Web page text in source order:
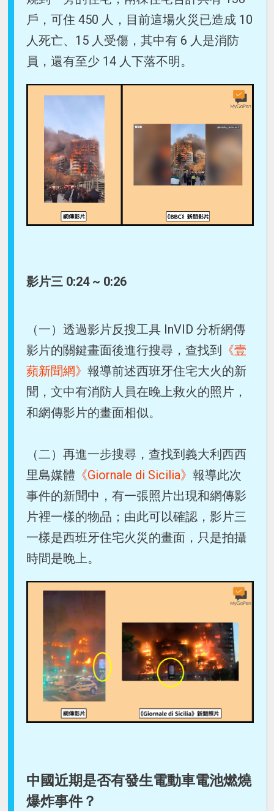
戶，可住 450 人，目前這場火災已造成 10
人死亡、15 人受傷，其中有 6 人是消防
員，還有至少 14 人下落不明。
影片三 0:24 ~ 0:26
（一）透過影片反搜工具 InVID 分析網傳
影片的關鍵畫面後進行搜尋，查找到
《壹
蘋新聞網》報導前述西班牙住宅大火的新
聞，文中有消防人員在晚上救火的照片，
和網傳影片的畫面相似。
（二）再進一步搜尋，查找到義大利西西
里島媒體 《Giornale di Sicilia》報導此次
事件的新聞中，有一張照片出現和網傳影
片裡一樣的物品；由此可以確認，影片三
一樣是西班牙住宅火災的畫面，只是拍攝
時間是晚上。
中國近期是否有發生電動車電池燃燒
爆炸事件？